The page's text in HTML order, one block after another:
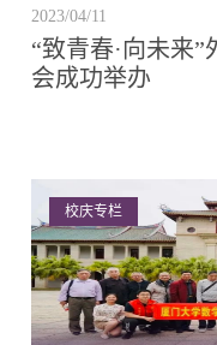
2023/04/11
“致青春·向未来
会成功举办
校庆专栏